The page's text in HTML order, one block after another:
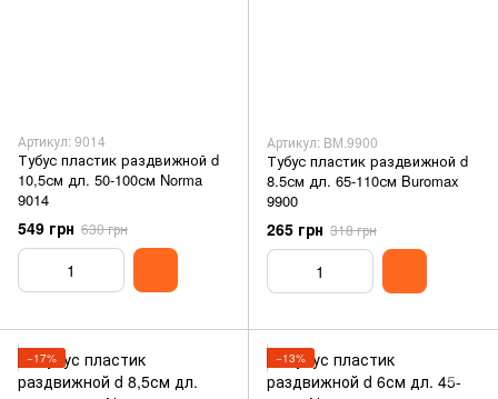
Артикул: 9014
Тубус пластик раздвижной d
10,5см дл. 50-100см Norma
9014
549 грн 630 грн
Артикул: BM.9900
Тубус пластик раздвижной d
8.5см дл. 65-110см Buromax
9900
265 грн 318 грн
−17% −13%